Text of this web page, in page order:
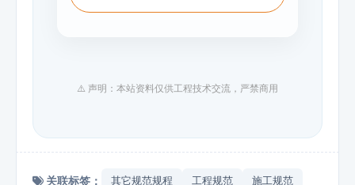
⚠️ 声明：本站资料仅供工程技术交流，严禁商用
关联标签： 其它规范规程 工程规范 施工规范